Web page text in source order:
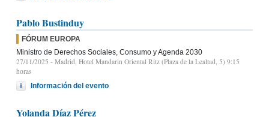
Pablo Bustinduy
FÓRUM EUROPA
Ministro de Derechos Sociales, Consumo y Agenda 2030
27/11/2025 - Madrid, Hotel Mandarin Oriental Ritz (Plaza de la Lealtad, 5) 9:15
horas
Información del evento
Yolanda Díaz Pérez